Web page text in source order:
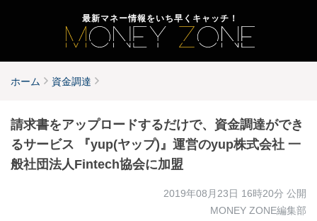
最新マネー情報をいち早くキャッチ！
ホーム 資金調達
請求書をアップロードするだけで、資金調達ができ
るサービス 『yup(ヤップ)』運営のyup株式会社 一
般社団法人Fintech協会に加盟
2019年08月23日 16時20分 公開
MONEY ZONE編集部